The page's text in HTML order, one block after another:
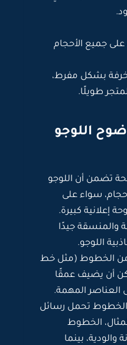
جميع الأحجام
بشكل مفرط،
طويلًا.
اللوجو
تضمن أن اللوجو
سواء على
إعلانية كبيرة.
والمنسقة جيدًا
اللوجو.
من الخطوط (مثل خط
أن يضيف عمقًا
المهمة.
تحمل رسائل
الخطوط
بينما